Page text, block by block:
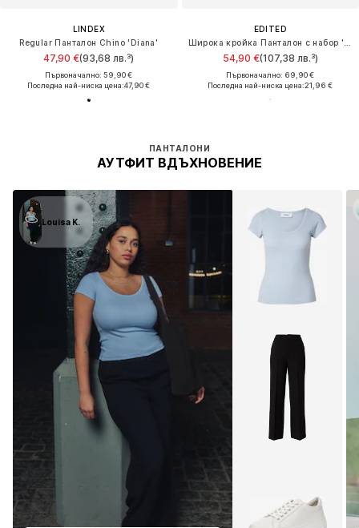
LINDEX
Regular Панталон Chino 'Diana'
47,90 €(93,68 лв.³)
Първоначално: 59,90 €
Последна най-ниска цена:47,90 €
EDITED
54,90 €(107,38 лв.³)
Първоначално: 69,90 €
Последна най-ниска цена:21,96 €
ПАНТАЛОНИ
АУТФИТ ВДЪХНОВЕНИЕ
Louisa K.